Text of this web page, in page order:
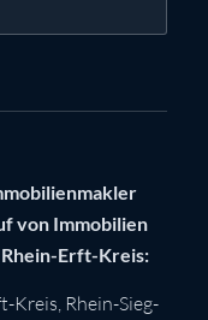
von Immobilien
Rhein-Erft-Kreis:
Kreis Rhein-Sieg-